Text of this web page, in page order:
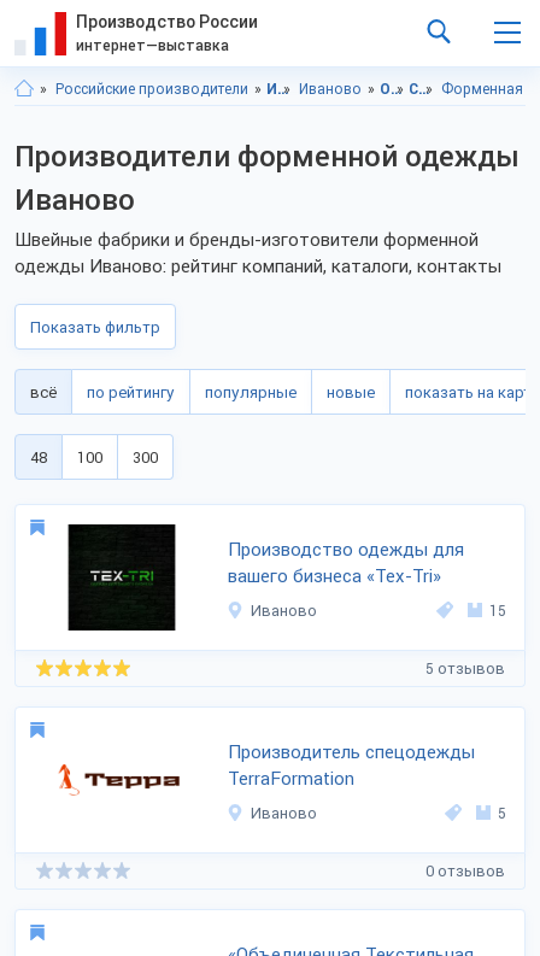
Производство России
интернет—выставка
Российские производители Ивановская область Иваново Одежда Спецодежда Форменная
Производители форменной одежды
Иваново
Швейные фабрики и бренды-изготовители форменной
одежды Иваново: рейтинг компаний, каталоги, контакты
Показать фильтр
всё по рейтингу популярные новые показать на карте
48 100 300
Производство одежды для
вашего бизнеса «Tex-Tri»
Иваново 15
5 отзывов
Производитель спецодежды
TerraFormation
Иваново 5
0 отзывов